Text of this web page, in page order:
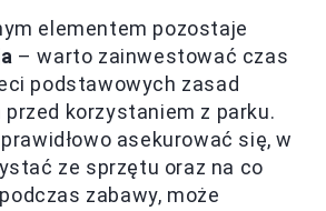
elementem pozostaje
– warto zainwestować czas
podstawowych zasad
korzystaniem z parku.
asekurować się, w
ze sprzętu oraz na co
zabawy, może